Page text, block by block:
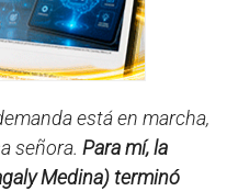
está en marcha,
señora. Para mí, la
Medina) terminó